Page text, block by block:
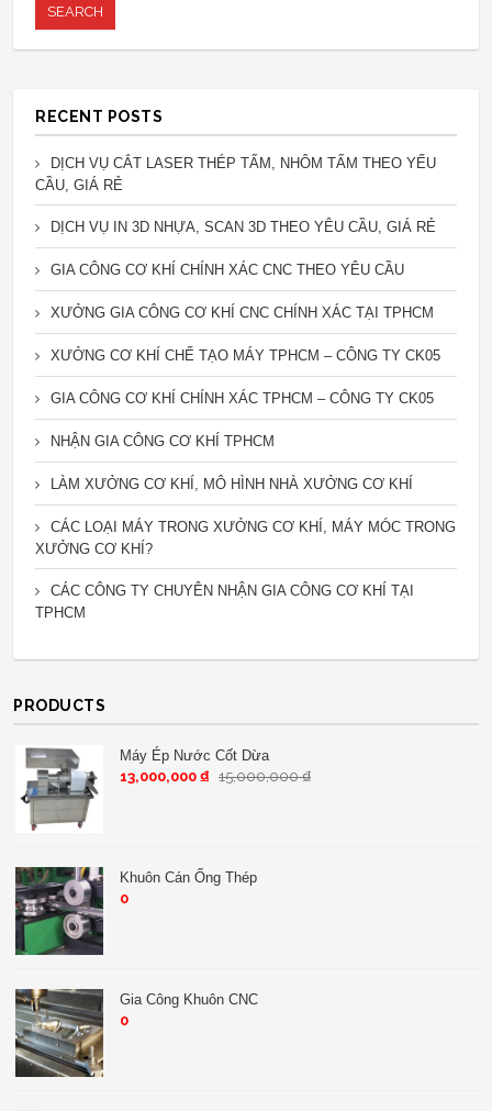
RECENT POSTS
DỊCH VỤ CẮT LASER THÉP TẤM, NHÔM TẤM THEO YẾU
CẦU, GIÁ RẺ
DỊCH VỤ IN 3D NHỰA, SCAN 3D THEO YÊU CẦU, GIÁ RẺ
GIA CÔNG CƠ KHÍ CHÍNH XÁC CNC THEO YÊU CẦU
XƯỞNG GIA CÔNG CƠ KHÍ CNC CHÍNH XÁC TẠI TPHCM
XƯỞNG CƠ KHÍ CHẾ TẠO MÁY TPHCM – CÔNG TY CK05
GIA CÔNG CƠ KHÍ CHÍNH XÁC TPHCM – CÔNG TY CK05
NHẬN GIA CÔNG CƠ KHÍ TPHCM
LÀM XƯỞNG CƠ KHÍ, MÔ HÌNH NHÀ XƯỞNG CƠ KHÍ
CÁC LOẠI MÁY TRONG XƯỞNG CƠ KHÍ, MÁY MÓC TRONG
XƯỞNG CƠ KHÍ?
CÁC CÔNG TY CHUYÊN NHẬN GIA CÔNG CƠ KHÍ TẠI
TPHCM
PRODUCTS
Máy Ép Nước Cốt Dừa
13,000,000 ₫ 15,000,000₫
Khuôn Cán Ống Thép
0
Gia Công Khuôn CNC
0